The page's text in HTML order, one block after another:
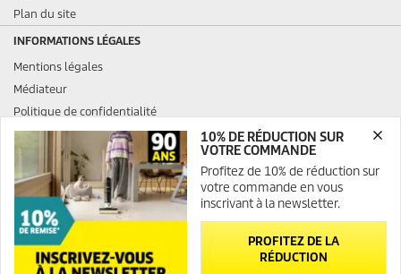
10% DE RÉDUCTION SUR
VOTRE COMMANDE
Profitez de 10% de réduction sur
votre commande en vous
inscrivant à la newsletter.
PROFITEZ DE LA
RÉDUCTION
Plan du site
INFORMATIONS LÉGALES
Mentions légales
Médiateur
Politique de confidentialité
Politique de confidentialité ServiceApp
Politique relative aux cookies
Droits d'accès des consommateurs
Charte de modération des avis
Opposition au démarchage téléphonique